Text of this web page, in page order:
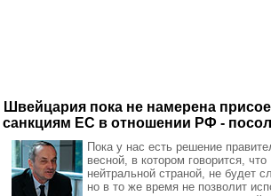
Швейцария пока не намерена
санкциям ЕС в отношении РФ - посол
Пока у нас есть решение
весной, в котором говорится,
нейтральной страной, не будет
но в то же время не позволит